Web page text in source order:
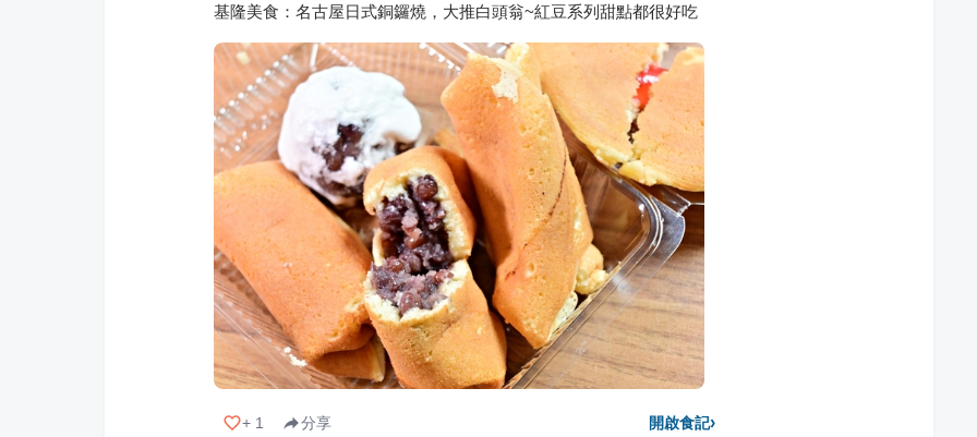
基隆美食：名古屋日式銅鑼燒，大推白頭翁~紅豆系列甜點都很好吃
+ 1 分享 開啟食記›